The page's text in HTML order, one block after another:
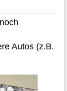
Autos (z.B.